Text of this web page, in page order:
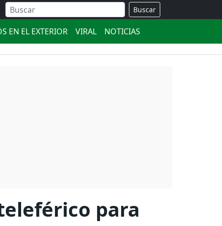
Buscar
EN EL EXTERIOR VIRAL NOTICIAS
para